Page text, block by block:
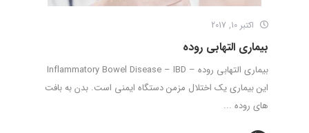
اکتبر 10, 2017
بیماری التهابی روده
بیماری التهابی روده – Inflammatory Bowel Disease – IBD
این بیماری یک اختلال مزمن دستگاه ایمنی است. بدن به بافت
های روده ...